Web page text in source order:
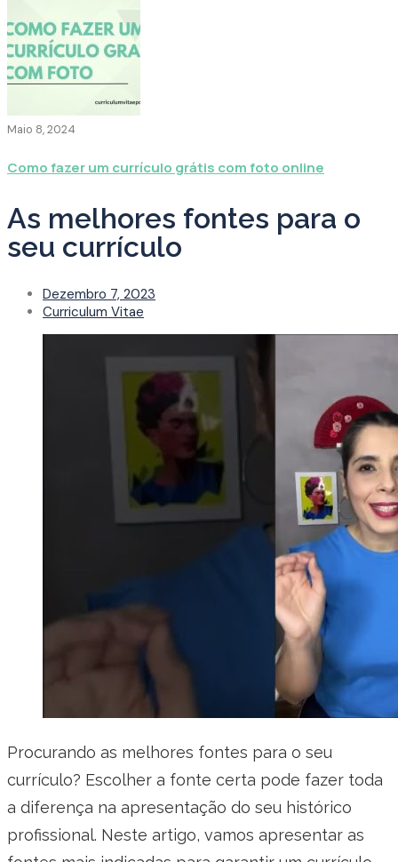
Maio 8, 2024
Como fazer um currículo grátis com foto online
As melhores fontes para o
seu currículo
Dezembro 7, 2023
Curriculum Vitae
Procurando as melhores fontes para o seu
currículo? Escolher a fonte certa pode fazer toda
a diferença na apresentação do seu histórico
profissional. Neste artigo, vamos apresentar as